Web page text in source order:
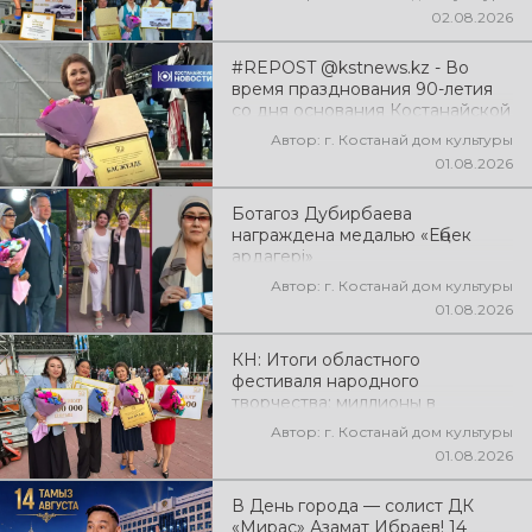
02.08.2026
#REPOST @kstnews.kz - Во
время празднования 90-летия
со дня основания Костанайской
области подвели итоги 38-го
фестиваля самодеятельного
Автор: г. Костанай дом культуры
01.08.2026
Ботагоз Дубирбаева
награждена медалью «Еңбек
ардагері»
Автор: г. Костанай дом культуры
01.08.2026
КН: Итоги областного
фестиваля народного
творчества: миллионы в
культуруАвтор: г. Костанай дом культуры
01.08.2026
В День города — солист ДК
«Мирас» Азамат Ибраев! 14